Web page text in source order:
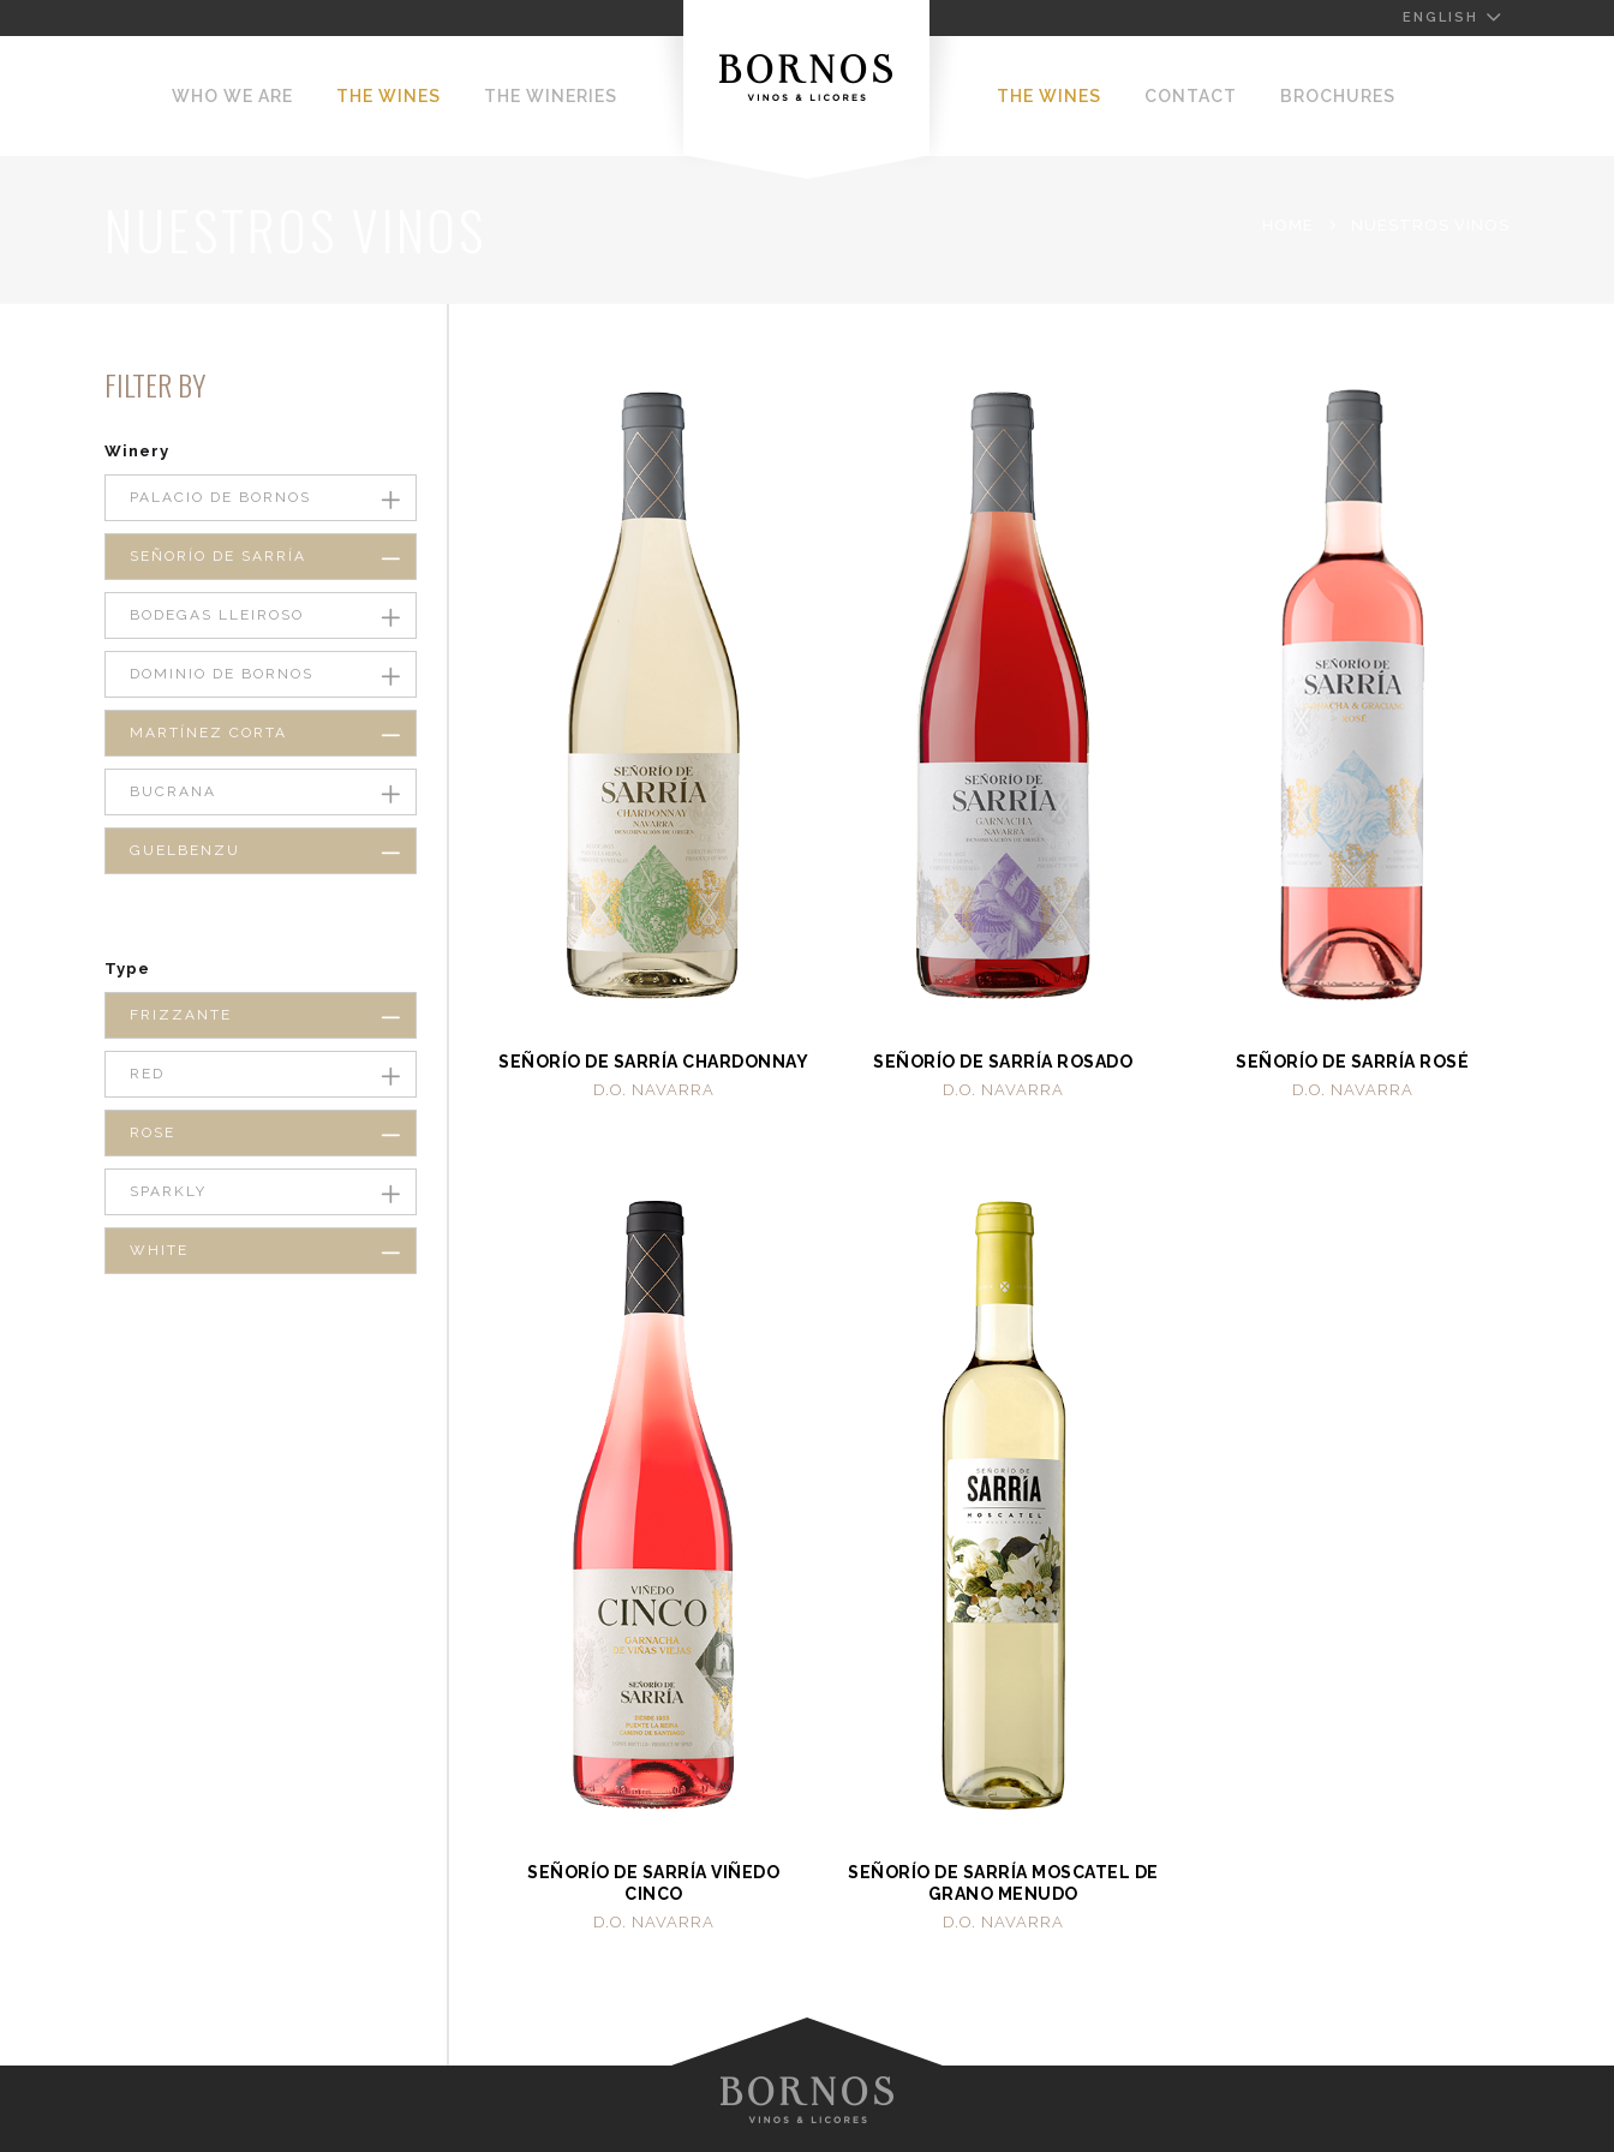
ENGLISH
WHO WE ARE THE WINES THE WINERIES THE WINES CONTACT BROCHURES
SEÑORÍO DE SARRÍA CHARDONNAY
D.O. NAVARRA
SEÑORÍO DE SARRÍA ROSADO
D.O. NAVARRA
SEÑORÍO DE SARRÍA ROSÉ
D.O. NAVARRA
SEÑORÍO DE SARRÍA VIÑEDO
CINCO
D.O. NAVARRA
SEÑORÍO DE SARRÍA MOSCATEL DE
GRANO MENUDO
D.O. NAVARRA
FILTER BY
Winery
PALACIO DE BORNOS
SEÑORÍO DE SARRÍA
BODEGAS LLEIROSO
DOMINIO DE BORNOS
MARTÍNEZ CORTA
BUCRANA
GUELBENZU
Type
FRIZZANTE
RED
ROSE
SPARKLY
WHITE